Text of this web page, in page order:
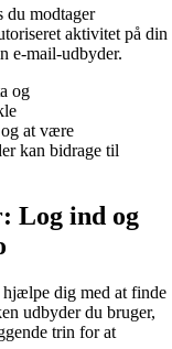
du modtager
aktivitet på din
e-mail-udbyder.
og
at være
kan bidrage til
Log ind og
dig med at finde
udbyder du bruger,
trin for at